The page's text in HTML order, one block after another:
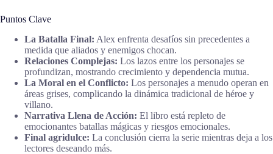
Puntos Clave
La Batalla Final: Alex enfrenta desafíos sin precedentes a
medida que aliados y enemigos chocan.
Relaciones Complejas: Los lazos entre los personajes se
profundizan, mostrando crecimiento y dependencia mutua.
La Moral en el Conflicto: Los personajes a menudo operan en
áreas grises, complicando la dinámica tradicional de héroe y
villano.
Narrativa Llena de Acción: El libro está repleto de
emocionantes batallas mágicas y riesgos emocionales.
Final agridulce: La conclusión cierra la serie mientras deja a los
lectores deseando más.